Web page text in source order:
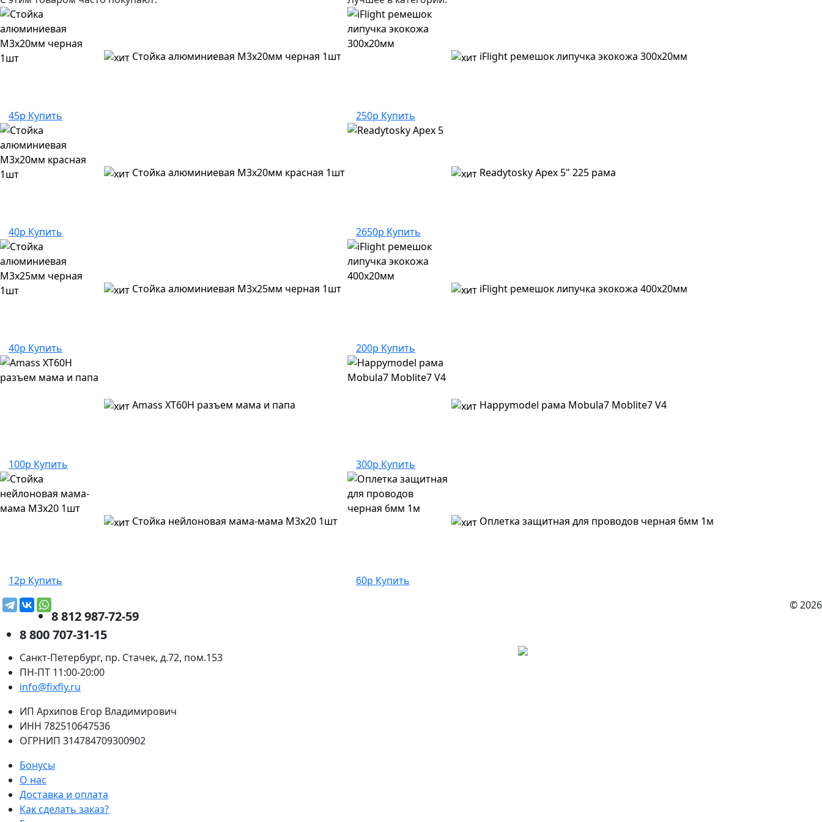
Стойка алюминиевая M3x20мм черная 1шт
45р Купить
Стойка алюминиевая M3x20мм красная 1шт
40р Купить
Стойка алюминиевая M3x25мм черная 1шт
40р Купить
Amass XT60H разъем мама и папа
100р Купить
Стойка нейлоновая мама-мама M3x20 1шт
12р Купить
iFlight ремешок липучка экокожа 300х20мм
250р Купить
Readytosky Apex 5" 225 рама
2650р Купить
iFlight ремешок липучка экокожа 400х20мм
200р Купить
Happymodel рама Mobula7 Moblite7 V4
300р Купить
Оплетка защитная для проводов черная 6мм 1м
60р Купить
© 2026
8 812 987-72-59
8 800 707-31-15
Санкт-Петербург, пр. Стачек, д.72, пом.153
ПН-ПТ 11:00-20:00
info@fixfly.ru
ИП Архипов Егор Владимирович
ИНН 782510647536
ОГРНИП 314784709300902
Бонусы
О нас
Доставка и оплата
Как сделать заказ?